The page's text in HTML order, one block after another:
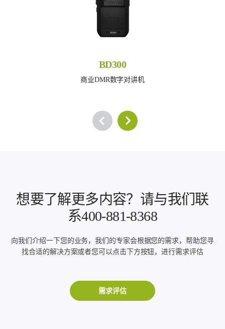
BD300
商业DMR数字对讲机
想要了解更多内容？请与我们联
系400-881-8368
向我们介绍一下您的业务，我们的专家会根据您的需求，帮助您寻
找合适的解决方案或者您可以点击下方按钮，进行需求评估
需求评估